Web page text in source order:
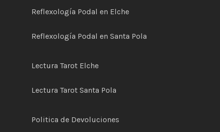
Reflexología Podal en Elche
Reflexología Podal en Santa Pola
Lectura Tarot Elche
Lectura Tarot Santa Pola
Politica de Devoluciones